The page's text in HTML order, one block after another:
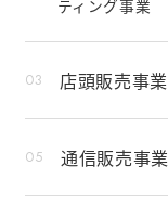
ティング事業
店頭販売事業
通信販売事業